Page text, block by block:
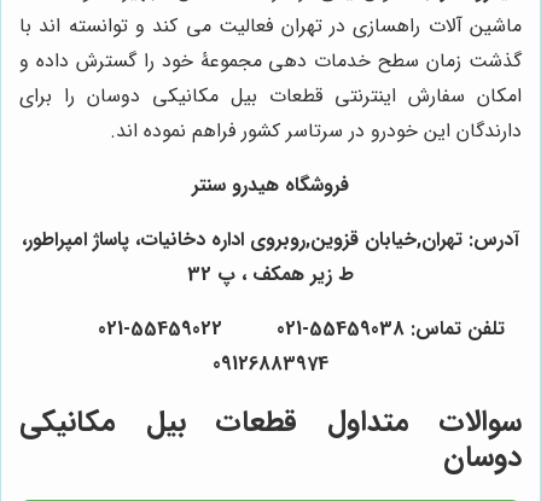
ماشین آلات راهسازی در تهران فعالیت می کند و توانسته اند با
گذشت زمان سطح خدمات دهی مجموعۀ خود را گسترش داده و
امکان سفارش اینترنتی قطعات بیل مکانیکی دوسان را برای
دارندگان این خودرو در سرتاسر کشور فراهم نموده اند.
فروشگاه هیدرو سنتر
آدرس: تهران,خیابان قزوین,روبروی اداره دخانیات، پاساژ امپراطور،
ط زیر همکف ، پ 32
09126883974
سوالات متداول قطعات بیل مکانیکی
دوسان